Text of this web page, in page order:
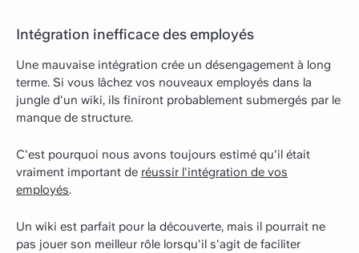
Intégration inefficace des employés
Une mauvaise intégration crée un désengagement à long
terme. Si vous lâchez vos nouveaux employés dans la
jungle d'un wiki, ils finiront probablement submergés par le
manque de structure.
C'est pourquoi nous avons toujours estimé qu'il était
vraiment important de réussir l'intégration de vos
employés.
Un wiki est parfait pour la découverte, mais il pourrait ne
pas jouer son meilleur rôle lorsqu'il s'agit de faciliter